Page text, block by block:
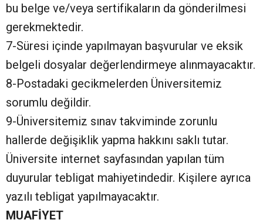
bu belge ve/veya sertifikaların da gönderilmesi
gerekmektedir.
7-Süresi içinde yapılmayan başvurular ve eksik
belgeli dosyalar değerlendirmeye alınmayacaktır.
8-Postadaki gecikmelerden Üniversitemiz
sorumlu değildir.
9-Üniversitemiz sınav takviminde zorunlu
hallerde değişiklik yapma hakkını saklı tutar.
Üniversite internet sayfasından yapılan tüm
duyurular tebligat mahiyetindedir. Kişilere ayrıca
yazılı tebligat yapılmayacaktır.
MUAFİYET